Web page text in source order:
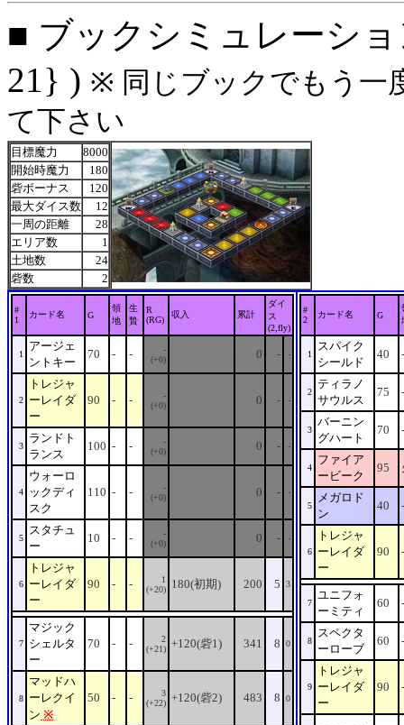
■ ブックシミュレーシ
21} ) ※ 同じブックでもう一
て下さい
目標魔力
8000
開始時魔力
180
砦ボーナス
120
最大ダイス数
12
一周の距離
28
エリア数
1
土地数
24
砦数
2
#
1
カード名 G
領
地
生
贄
R
(RG)
収入 累計
ダイ
ス
(2,fly)
1
アージェ
ントキー
70 - -
-
(+0)
0 - -
2
トレジャ
ーレイダ
ー
90 - -
-
(+0)
0 - -
3
ランドト
ランス
100 - -
-
(+0)
0 - -
4
ウォーロ
ックディ
スク
110 - -
-
(+0)
0 - -
5
スタチュ
ー
10 - -
-
(+0)
0 - -
6
トレジャ
ーレイダ
ー
90 - -
1
(+20)
180(初期) 200 5 3
7
マジック
シェルタ
ー
70 - -
2
(+21) +120(砦1) 341 8 0
8
マッドハ
ーレクイ
ン ※
50 - -
3
(+22) +120(砦2) 483 8 0
#
2
カード名 G
1
スパイク
シールド
40 -
2
ティラノ
サウルス
75 -
3
バーニン
グハート
70 -
4
ファイア
ービーク
95
5
メガロド
ン
40 -
6
トレジャ
ーレイダ
ー
90 -
7
ユニフォ
ーミティ
60 -
8
スペクタ
ーローブ
60 -
9
トレジャ
ーレイダ
ー
90 -